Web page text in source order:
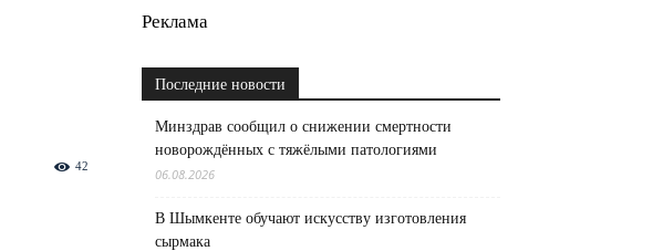
42
Реклама
Последние новости
Минздрав сообщил о снижении смертности
новорождённых с тяжёлыми патологиями
06.08.2026
В Шымкенте обучают искусству изготовления
сырмака